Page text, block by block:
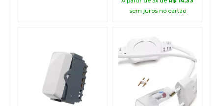
sem juros no cartão